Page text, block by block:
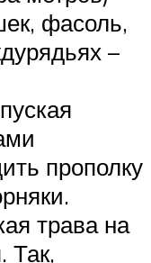
фасоль,
–
прополку
трава на
Так,